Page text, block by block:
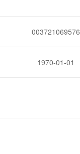
003721069576
1970-01-01